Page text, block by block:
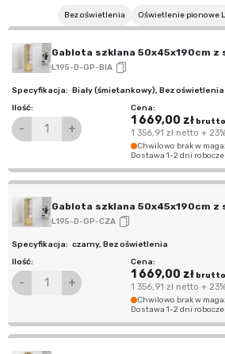
Bez oświetlenia Oświetlenie pionowe
Gablota szklana 50x45x190cm z
L195-D-GP-BIA
Biały (śmietankowy), Bez oświetlenia
- +
1 669,00 złbrutto
1 356,91 złnetto +
Chwilowo brak w
Dostawa 1-2 dni robocze
Gablota szklana 50x45x190cm z
L195-D-GP-CZA
czarny, Bez oświetlenia
- +
1 669,00 złbrutto
1 356,91 złnetto +
Chwilowo brak w
Dostawa 1-2 dni robocze